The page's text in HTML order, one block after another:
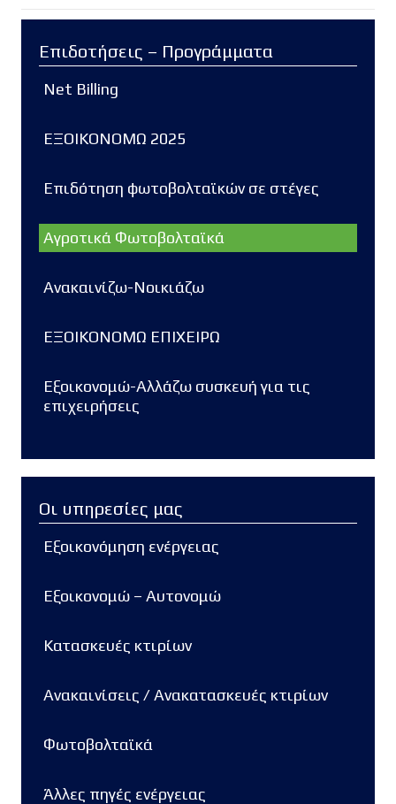
Επιδοτήσεις – Προγράμματα
Net Billing
ΕΞΟΙΚΟΝΟΜΩ 2025
Επιδότηση φωτοβολταϊκών σε στέγες
Αγροτικά Φωτοβολταϊκά
Ανακαινίζω-Νοικιάζω
ΕΞΟΙΚΟΝΟΜΩ ΕΠΙΧΕΙΡΩ
Εξοικονομώ-Αλλάζω συσκευή για τις
επιχειρήσεις
Οι υπηρεσίες μας
Εξοικονόμηση ενέργειας
Εξοικονομώ – Αυτονομώ
Κατασκευές κτιρίων
Ανακαινίσεις / Ανακατασκευές κτιρίων
Φωτοβολταϊκά
Άλλες πηγές ενέργειας